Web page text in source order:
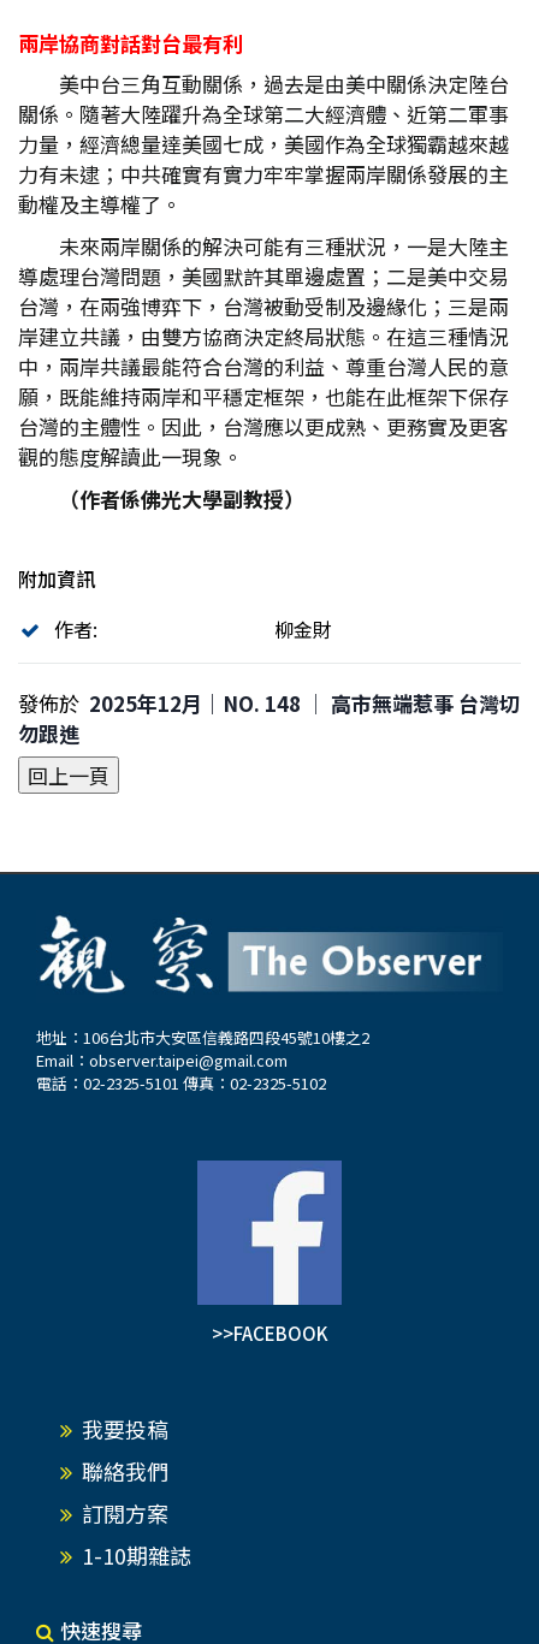
兩岸協商對話對台最有利
美中台三角互動關係，過去是由美中關係決定陸台
關係。隨著大陸躍升為全球第二大經濟體、近第二軍事
力量，經濟總量達美國七成，美國作為全球獨霸越來越
力有未逮；中共確實有實力牢牢掌握兩岸關係發展的主
動權及主導權了。
未來兩岸關係的解決可能有三種狀況，一是大陸主
導處理台灣問題，美國默許其單邊處置；二是美中交易
台灣，在兩強博弈下，台灣被動受制及邊緣化；三是兩
岸建立共議，由雙方協商決定終局狀態。在這三種情況
中，兩岸共議最能符合台灣的利益、尊重台灣人民的意
願，既能維持兩岸和平穩定框架，也能在此框架下保存
台灣的主體性。因此，台灣應以更成熟、更務實及更客
觀的態度解讀此一現象。
（作者係佛光大學副教授）
附加資訊
作者:
柳金財
發佈於 2025年12月｜NO. 148 │ 高市無端惹事 台灣切
勿跟進
地址：106台北市大安區信義路四段45號10樓之2
Email： observer.taipei@gmail.com
電話：02-2325-5101 傳真：02-2325-5102
>>FACEBOOK
我要投稿
聯絡我們
訂閱方案
1-10期雜誌
快速搜尋